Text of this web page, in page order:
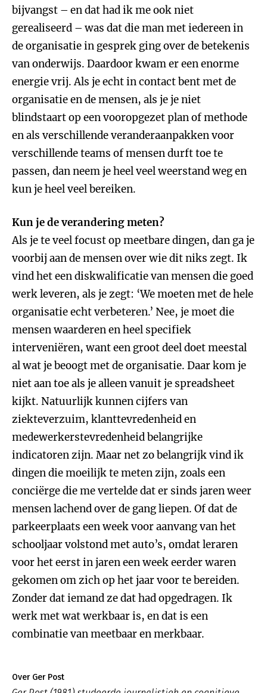
bijvangst – en dat had ik me ook niet
gerealiseerd – was dat die man met iedereen in
de organisatie in gesprek ging over de betekenis
van onderwijs. Daardoor kwam er een enorme
energie vrij. Als je echt in contact bent met de
organisatie en de mensen, als je je niet
blindstaart op een vooropgezet plan of methode
en als verschillende veranderaanpakken voor
verschillende teams of mensen durft toe te
passen, dan neem je heel veel weerstand weg en
kun je heel veel bereiken.
Kun je de verandering meten?
Als je te veel focust op meetbare dingen, dan ga je
voorbij aan de mensen over wie dit niks zegt. Ik
vind het een diskwalificatie van mensen die goed
werk leveren, als je zegt: ‘We moeten met de hele
organisatie echt verbeteren.’ Nee, je moet die
mensen waarderen en heel specifiek
interveniëren, want een groot deel doet meestal
al wat je beoogt met de organisatie. Daar kom je
niet aan toe als je alleen vanuit je spreadsheet
kijkt. Natuurlijk kunnen cijfers van
ziekteverzuim, klanttevredenheid en
medewerkerstevredenheid belangrijke
indicatoren zijn. Maar net zo belangrijk vind ik
dingen die moeilijk te meten zijn, zoals een
conciërge die me vertelde dat er sinds jaren weer
mensen lachend over de gang liepen. Of dat de
parkeerplaats een week voor aanvang van het
schooljaar volstond met auto’s, omdat leraren
voor het eerst in jaren een week eerder waren
gekomen om zich op het jaar voor te bereiden.
Zonder dat iemand ze dat had opgedragen. Ik
werk met wat werkbaar is, en dat is een
combinatie van meetbaar en merkbaar.
Over Ger Post